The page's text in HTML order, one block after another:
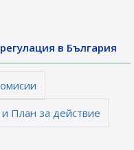
в България
и План за действие